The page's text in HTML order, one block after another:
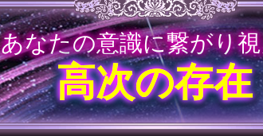
あなたの意識に繋がり
高次の存在